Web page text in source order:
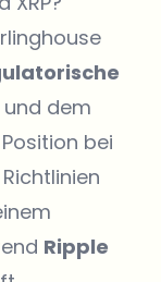
dem
bei
Ripple